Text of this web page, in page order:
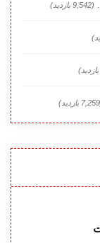
(9,542 بازدید)